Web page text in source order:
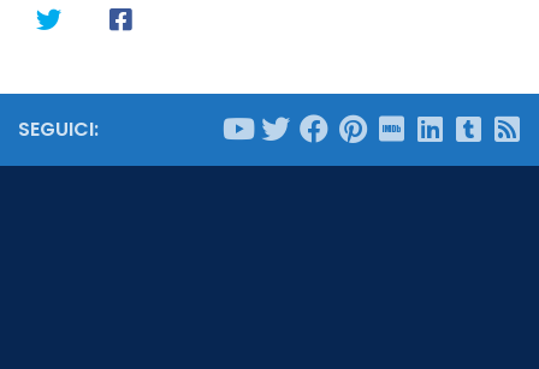
SEGUICI: